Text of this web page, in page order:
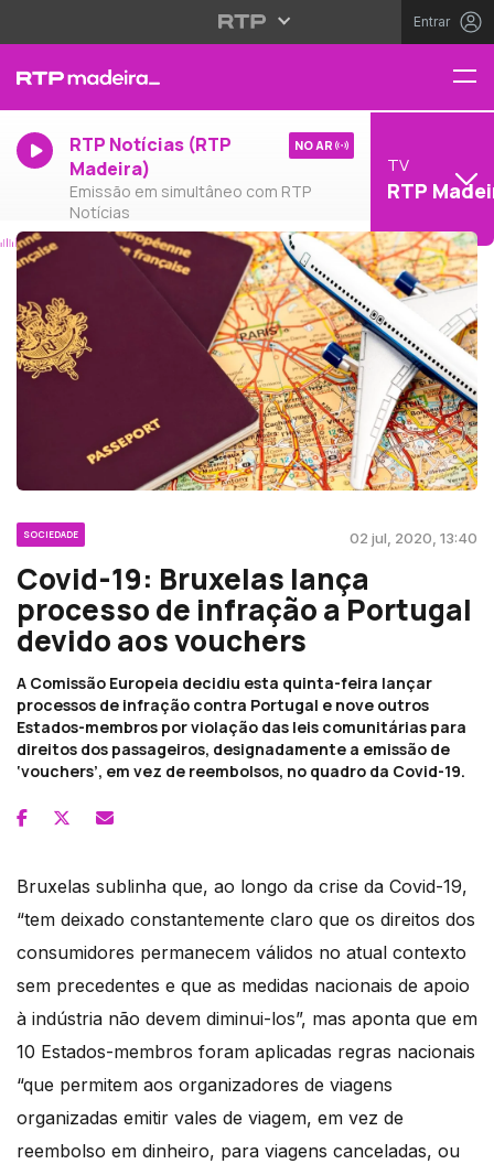
Entrar
RTP Notícias (RTP
Madeira)
Emissão em simultâneo com RTP
Notícias
NO AR
TV
RTP
SOCIEDADE 02 jul, 2020, 13:40
Covid-19: Bruxelas lança
processo de infração a Portugal
devido aos vouchers
A Comissão Europeia decidiu esta quinta-feira lançar
processos de infração contra Portugal e nove outros
Estados-membros por violação das leis comunitárias para
direitos dos passageiros, designadamente a emissão de
‘vouchers’, em vez de reembolsos, no quadro da Covid-19.
Bruxelas sublinha que, ao longo da crise da Covid-19,
“tem deixado constantemente claro que os direitos dos
consumidores permanecem válidos no atual contexto
sem precedentes e que as medidas nacionais de apoio
à indústria não devem diminui-los”, mas aponta que em
10 Estados-membros foram aplicadas regras nacionais
“que permitem aos organizadores de viagens
organizadas emitir vales de viagem, em vez de
reembolso em dinheiro, para viagens canceladas, ou